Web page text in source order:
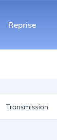
Reprise